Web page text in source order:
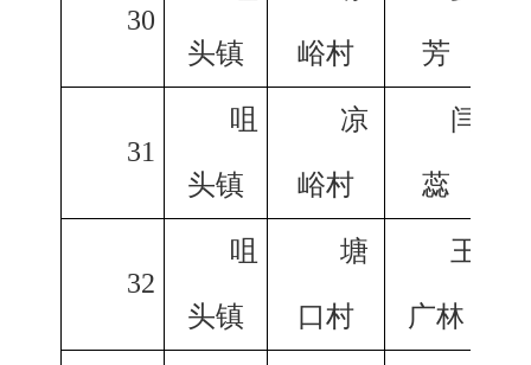
30
头镇 峪村 芳
31
咀
头镇
凉
峪村
闫
蕊
32
咀
头镇
塘
口村
王
广林